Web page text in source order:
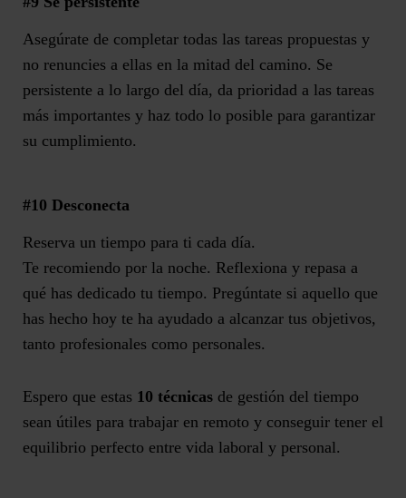
Asegúrate de completar todas las tareas propuestas y
no renuncies a ellas en la mitad del camino. Se
persistente a lo largo del día, da prioridad a las tareas
más importantes y haz todo lo posible para garantizar
su cumplimiento.
#10 Desconecta
Reserva un tiempo para ti cada día.
Te recomiendo por la noche. Reflexiona y repasa a
qué has dedicado tu tiempo. Pregúntate si aquello que
has hecho hoy te ha ayudado a alcanzar tus objetivos,
tanto profesionales como personales.
Espero que estas 10 técnicas de gestión del tiempo
sean útiles para trabajar en remoto y conseguir tener el
equilibrio perfecto entre vida laboral y personal.